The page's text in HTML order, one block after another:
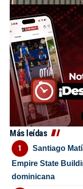
Más leídas
Santiago
Empire State
dominicana